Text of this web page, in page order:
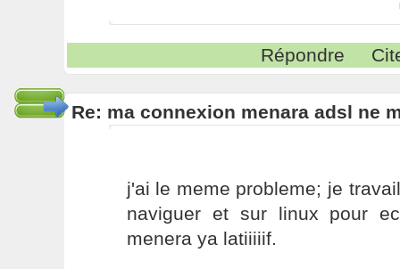
Répondre
Re: ma connexion menara adsl ne
j'ai le meme probleme; je
naviguer et sur linux pour
menera ya latiiiiif.